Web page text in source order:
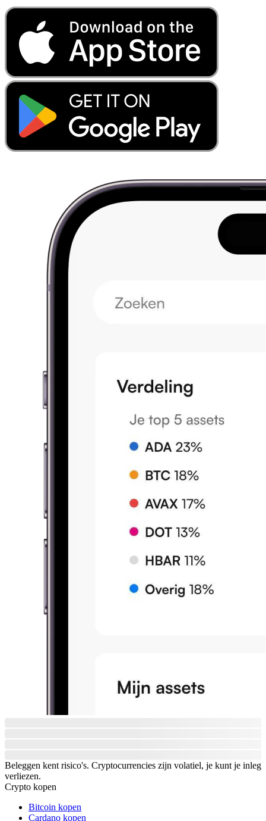
Beleggen kent risico's. Cryptocurrencies zijn volatiel, je kunt je inleg
verliezen.
Crypto kopen
Bitcoin kopen
Cardano kopen